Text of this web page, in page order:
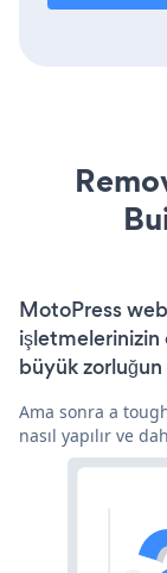
MotoPress
işletmelerinizin
büyük
Ama sonra a
nasıl yapılır ve